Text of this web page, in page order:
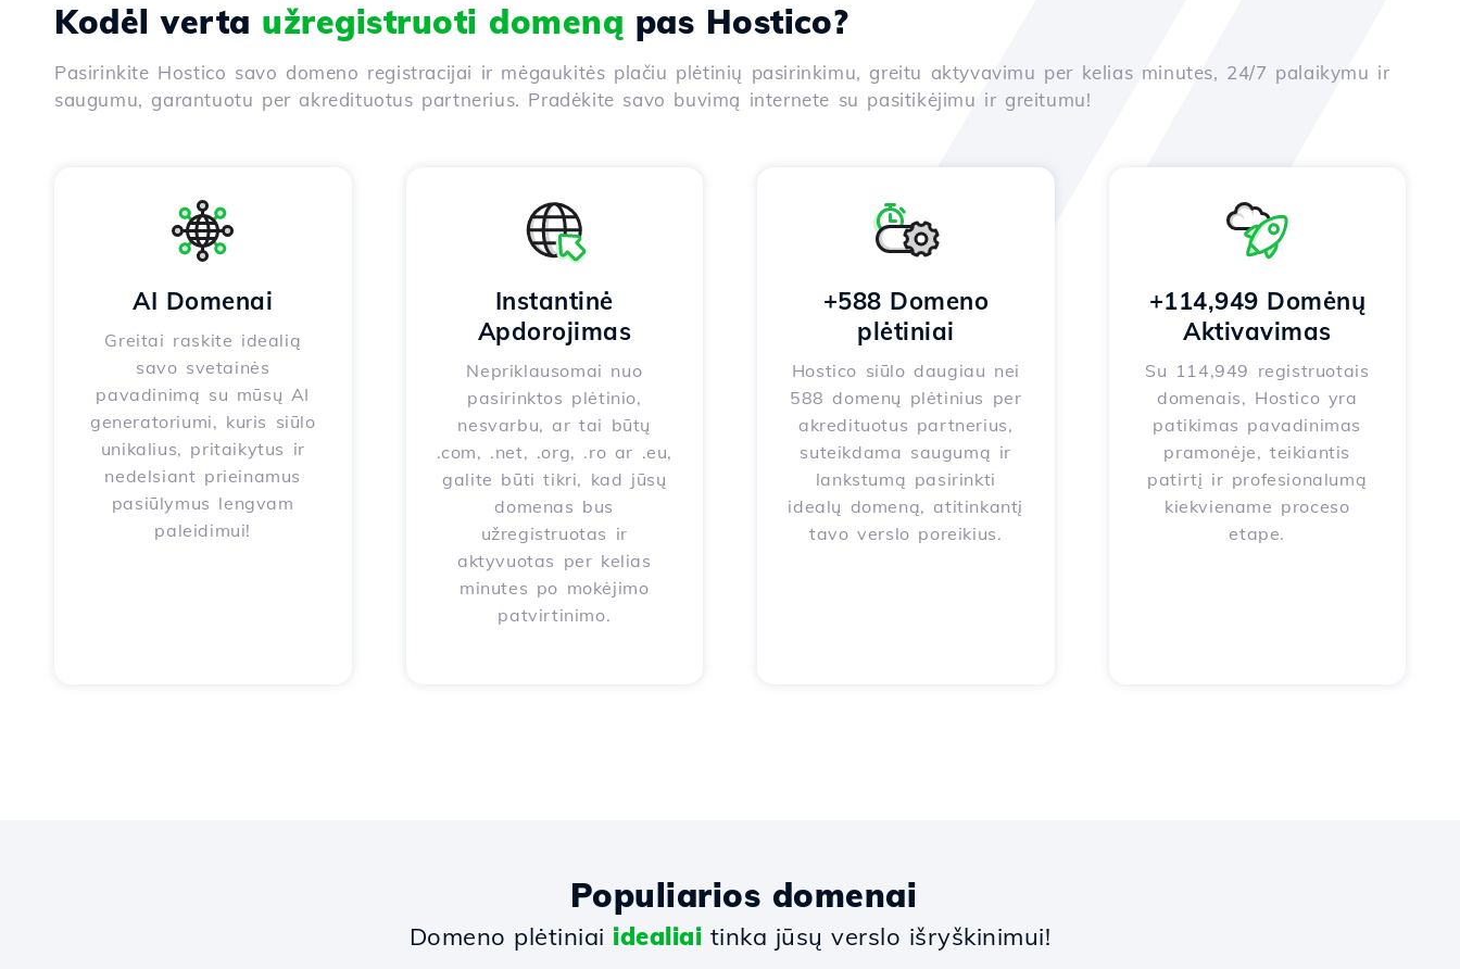
Kodėl verta užregistruoti domeną pas Hostico?
Pasirinkite Hostico savo domeno registracijai ir mėgaukitės plačiu plėtinių pasirinkimu, greitu aktyvavimu per kelias minutes, 24/7 palaikymu ir
saugumu, garantuotu per akredituotus partnerius. Pradėkite savo buvimą internete su pasitikėjimu ir greitumu!
AI Domenai
Greitai raskite idealią
savo svetainės
pavadinimą su mūsų AI
generatoriumi, kuris siūlo
unikalius, pritaikytus ir
nedelsiant prieinamus
pasiūlymus lengvam
paleidimui!
Instantinė
Apdorojimas
Nepriklausomai nuo
pasirinktos plėtinio,
nesvarbu, ar tai būtų
.com, .net, .org, .ro ar .eu,
galite būti tikri, kad jūsų
domenas bus
užregistruotas ir
aktyvuotas per kelias
minutes po mokėjimo
patvirtinimo.
+588 Domeno
plėtiniai
Hostico siūlo daugiau nei
588 domenų plėtinius per
akredituotus partnerius,
suteikdama saugumą ir
lankstumą pasirinkti
idealų domeną, atitinkantį
tavo verslo poreikius.
+114,949 Domėnų
Aktivavimas
Su 114,949 registruotais
domenais, Hostico yra
patikimas pavadinimas
pramonėje, teikiantis
patirtį ir profesionalumą
kiekviename proceso
etape.
Populiarios domenai
Domeno plėtiniai idealiai tinka jūsų verslo išryškinimui!